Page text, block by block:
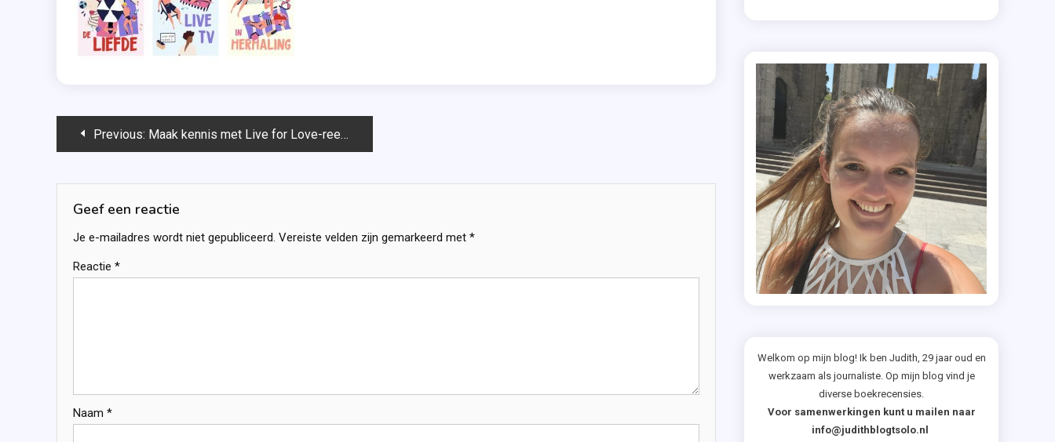
Bericht
Previous: Maak kennis met Live for Love-reeks van Annemieke Heller
Geef een reactie
Je e-mailadres wordt niet gepubliceerd. Vereiste velden zijn gemarkeerd met *
Reactie *
Naam *
Welkom op mijn blog! Ik ben Judith, 29 jaar oud en
werkzaam als journaliste. Op mijn blog vind je
diverse boekrecensies.
Voor samenwerkingen kunt u mailen naar
info@judithblogtsolo.nl